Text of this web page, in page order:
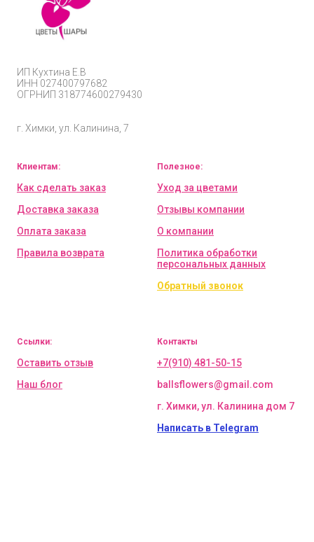
ИП Кухтина Е.В
ИНН 027400797682
ОГРНИП 318774600279430
г. Химки, ул. Калинина, 7
Клиентам:
Как сделать заказ
Доставка заказа
Оплата заказа
Правила возврата
Полезное:
Уход за цветами
Отзывы компании
О компании
Политика обработки
персональных данных
Обратный звонок
Ссылки:
Оставить отзыв
Наш блог
Контакты
+7(910) 481-50-15
ballsflowers@gmail.com
г. Химки, ул. Калинина дом 7
Написать в Telegram